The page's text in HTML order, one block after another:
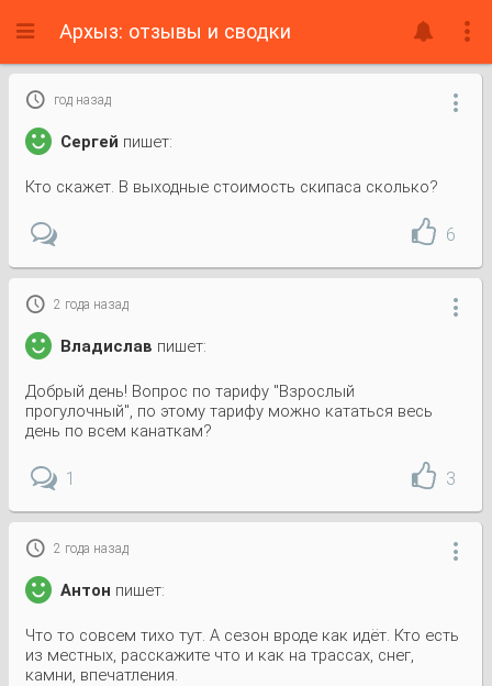
Архыз: отзывы и сводки
 год назад 
Сергей пишет:
Кто скажет. В выходные стоимость скипаса сколько?
6
 2 года назад 
Владислав пишет:
Добрый день! Вопрос по тарифу "Взрослый
прогулочный", по этому тарифу можно кататься весь
день по всем канаткам?
1 3
 2 года назад 
Антон пишет:
Что то совсем тихо тут. А сезон вроде как идёт. Кто есть
из местных, расскажите что и как на трассах, снег,
камни, впечатления.